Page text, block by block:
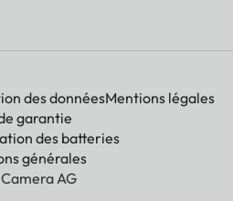
des donnéesMentions légales
garantie
des batteries
générales
AG